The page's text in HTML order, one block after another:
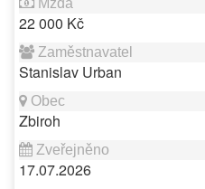
22 000 Kč
Stanislav Urban
Zbiroh
17.07.2026